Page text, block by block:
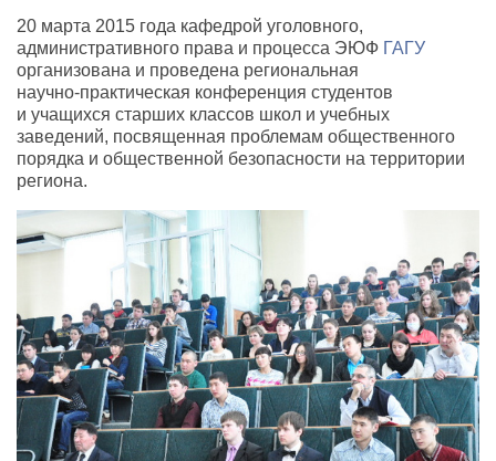
20 марта 2015 года кафедрой уголовного,
административного права и процесса ЭЮФ ГАГУ
организована и проведена региональная
научно-практическая конференция студентов
и учащихся старших классов школ и учебных
заведений, посвященная проблемам общественного
порядка и общественной безопасности на территории
региона.